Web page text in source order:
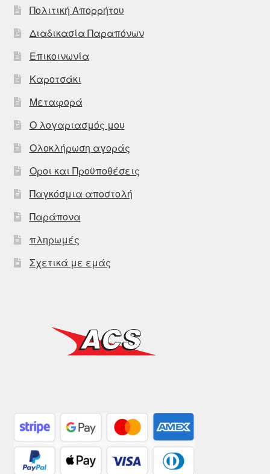
Πολιτική Απορρήτου
Διαδικασία Παραπόνων
Επικοινωνία
Καροτσάκι
Μεταφορά
Ο λογαριασμός μου
Ολοκλήρωση αγοράς
Οροι και Προϋποθέσεις
Παγκόσμια αποστολή
Παράπονα
πληρωμές
Σχετικά με εμάς